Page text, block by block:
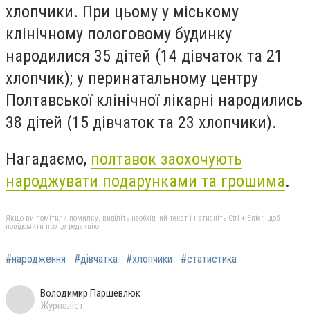
хлопчики. При цьому у міському
клінічному пологовому будинку
народилися 35 дітей (14 дівчаток та 21
хлопчик); у перинатальному центру
Полтавської клінічної лікарні народились
38 дітей (15 дівчаток та 23 хлопчики).
Нагадаємо, полтавок заохочують
народжувати подарунками та грошима.
Якщо ви помітили помилку, виділіть необхідний текст і натисніть Ctrl + Enter, щоб
повідомити про це редакцію
#народження #дівчатка #хлопчики #статистика
Володимир Паршевлюк
Журналіст